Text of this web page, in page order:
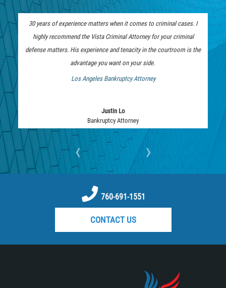
Robbery
Violent Crimes
White Collar
Misappropriation of Public Funds
RECENT CASE RESULTS
TEAM
Injury Attorney
30 years of experience matters when it comes to criminal cases. I
highly recommend the Vista Criminal Attorney for your criminal
defense matters. His experience and tenacity in the courtroom is the
advantage you want on your side.
Los Angeles Bankruptcy Attorney
Justin Lo
Bankruptcy Attorney
‹ ›
760-691-1551
CONTACT US